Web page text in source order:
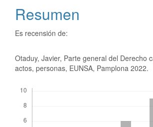
Resumen
Es recensión de:
Otaduy, Javier, Parte general del Derecho
actos, personas, EUNSA, Pamplona 2022.